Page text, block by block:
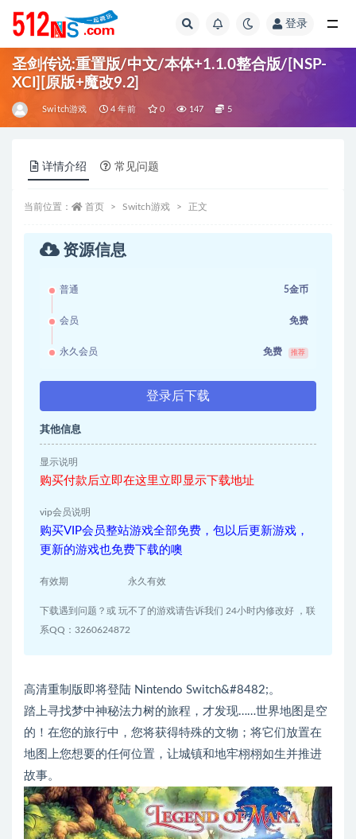
登录
圣剑传说:重置版/中文/本体+1.1.0整合版/[NSP-
XCI][原版+魔改9.2]
Switch游戏 4 年前 0 147 5
详情介绍 常见问题
当前位置： 首页 Switch游戏 正文
资源信息
普通 5金币
会员 免费
永久会员 免费 推荐
登录后下载
其他信息
显示说明
购买付款后立即在这里立即显示下载地址
vip会员说明
购买VIP会员整站游戏全部免费，包以后更新游戏，
更新的游戏也免费下载的噢
有效期 永久有效
下载遇到问题？或 玩不了的游戏请告诉我们 24小时内修改好 ，联
系QQ：3260624872
高清重制版即将登陆 Nintendo Switch&#8482;。
踏上寻找梦中神秘法力树的旅程，才发现……世界地图是空
的！在您的旅行中，您将获得特殊的文物；将它们放置在
地图上您想要的任何位置，让城镇和地牢栩栩如生并推进
故事。